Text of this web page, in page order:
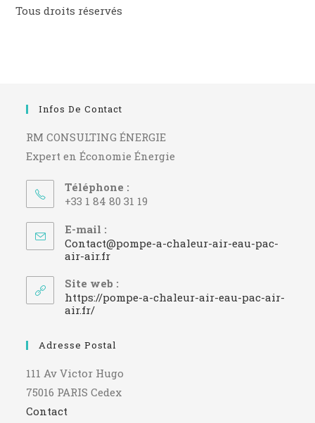
Tous droits réservés
Infos De Contact
RM CONSULTING ÉNERGIE
Expert en Économie Énergie
Téléphone :
+33 1 84 80 31 19
E-mail :
Contact@pompe-a-chaleur-air-eau-pac-
air-air.frS’ouvre
votre
application
Site web :
https://pompe-a-chaleur-air-eau-pac-air-
air.fr/
Adresse Postal
111 Av Victor Hugo
75016 PARIS Cedex
Contact